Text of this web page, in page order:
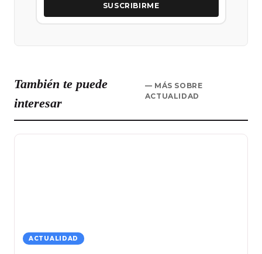
SUSCRIBIRME
También te puede
interesar
— MÁS SOBRE
ACTUALIDAD
ACTUALIDAD